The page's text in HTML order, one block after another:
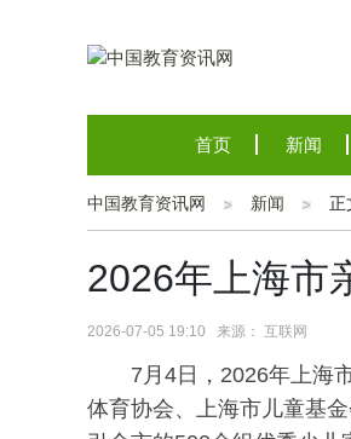
首页 新闻
中国教育资讯网 新闻 正
2026年上海市
2026-07-05 19:10 来源： 互联网
7月4日，2026年上海
体育协会、上海市儿童基